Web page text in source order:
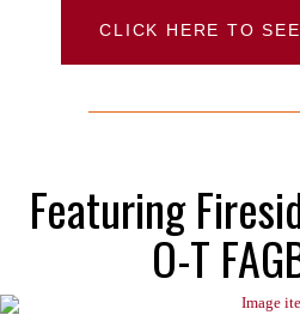
CLICK HERE TO
Featuring
O-T